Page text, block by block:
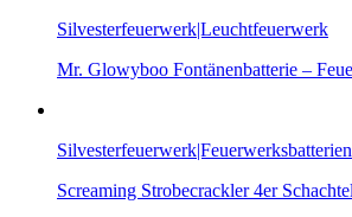
Silvesterfeuerwerk|Leuchtfeuerwerk
Mr. Glowyboo Fontänenbatterie –
Silvesterfeuerwerk|Feuerwerksbatterien
Screaming Strobecrackler 4er